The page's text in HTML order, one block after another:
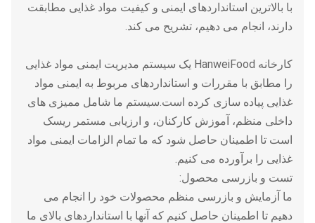
با بالاترین استانداردهای ایمنی و کیفیت مواد غذایی مطابقت
دارند، انجام می دهیم، تشریح می کند.
کارخانه HanweiFood یک سیستم مدیریت ایمنی مواد غذایی
را مطابق با مقررات و استانداردهای مربوط به ایمنی مواد
غذایی پیاده سازی کرده است.سیستم ما شامل ممیزی های
داخلی منظم، آموزش کارکنان، و ارزیابی مستمر ریسک
است تا اطمینان حاصل شود که ما تمام الزامات ایمنی مواد
غذایی را برآورده می کنیم.
تست و بازرسی محصول:
ما آزمایش و بازرسی منظم محصولات خود را انجام می
دهیم تا اطمینان حاصل کنیم که آنها با استانداردهای بالای ما